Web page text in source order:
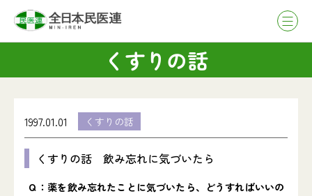
くすりの話
1997.01.01 くすりの話
くすりの話 飲み忘れに気づいたら
Ｑ：薬を飲み忘れたことに気づいたら、どうすればいいの